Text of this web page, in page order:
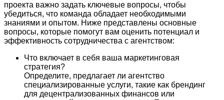
проекта важно задать ключевые вопросы, чтобы
убедиться, что команда обладает необходимыми
знаниями и опытом. Ниже представлены основные
вопросы, которые помогут вам оценить потенциал и
эффективность сотрудничества с агентством:
Что включает в себя ваша маркетинговая
стратегия?
Определите, предлагает ли агентство
специализированные услуги, такие как брендинг
для децентрализованных финансов или